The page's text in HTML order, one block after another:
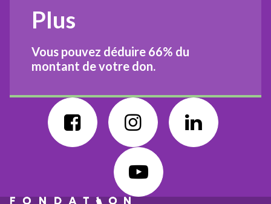
Plus
Vous pouvez déduire 66% du
montant de votre don.